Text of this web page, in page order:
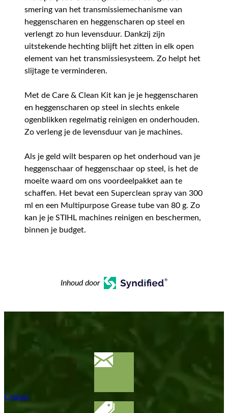
smering van het transmissiemechanisme van
heggenscharen en heggenscharen op steel en
verlengt zo hun levensduur. Dankzij zijn
uitstekende hechting blijft het zitten in elk open
element van het transmissiesysteem. Zo helpt het
slijtage te verminderen.
Met de Care & Clean Kit kan je je heggenscharen
en heggenscharen op steel in slechts enkele
ogenblikken regelmatig reinigen en onderhouden.
Zo verleng je de levensduur van je machines.
Als je geld wilt besparen op het onderhoud van je
heggenschaar of heggenschaar op steel, is het de
moeite waard om ons voordeelpakket aan te
schaffen. Het bevat een Superclean spray van 300
ml en een Multipurpose Grease tube van 80 g. Zo
kan je je STIHL machines reinigen en beschermen,
binnen je budget.
Inhoud door
Contact